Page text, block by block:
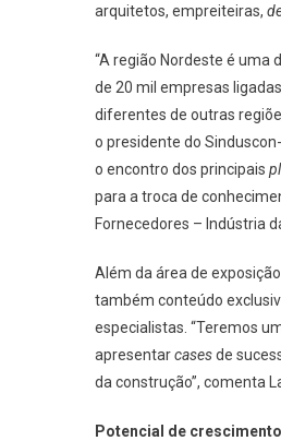
arquitetos, empreiteiras,
“A região Nordeste é uma
de 20 mil empresas
diferentes de outras
o presidente do
o encontro dos principais
para a troca de
Fornecedores – Indústria
Além da área de
também conteúdo
especialistas. “Teremos
apresentarcasesde
da construção”, comenta
Potencial de crescimento